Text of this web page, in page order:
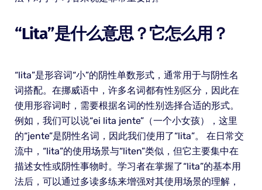
“lita”是什么意思？它怎么用？
“lita”是形容词“小”的阴性单数形式，通常用于与阴性名
词搭配。在挪威语中，许多名词都有性别区分，因此在
使用形容词时，需要根据名词的性别选择合适的形式。
例如，我们可以说“ei lita jente”（一个小女孩），这里
的“jente”是阴性名词，因此我们使用了“lita”。 在日常交
流中，“lita”的使用场景与“liten”类似，但它主要集中在
描述女性或阴性事物时。学习者在掌握了“lita”的基本用
法后，可以通过多读多练来增强对其使用场景的理解，